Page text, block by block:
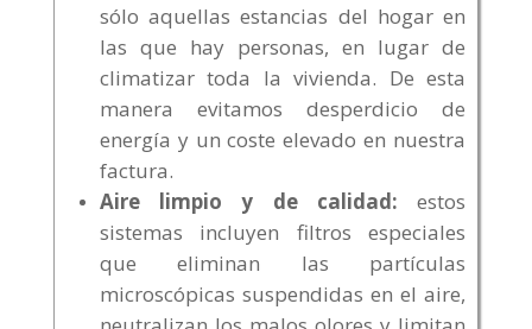
sólo aquellas estancias del hogar en
las que hay personas, en lugar de
climatizar toda la vivienda. De esta
manera evitamos desperdicio de
energía y un coste elevado en nuestra
factura.
Aire limpio y de calidad:estos
sistemas incluyen filtros especiales
que eliminan las partículas
microscópicas suspendidas en el aire,